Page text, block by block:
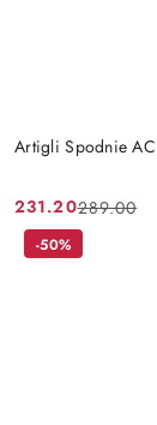
Artigli Spodnie
Cena
promocyjna:
231.20
Cena
przed
289.00
-50%